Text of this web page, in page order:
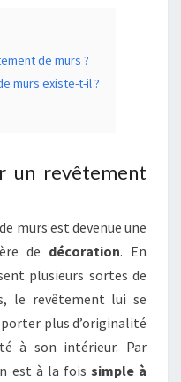
de murs ?
murs existe-t-il ?
un revêtement
murs est devenue une
de décoration. En
plusieurs sortes de
le revêtement lui se
plus d’originalité
à son intérieur. Par
est à la fois simple à